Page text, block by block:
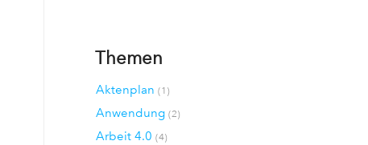
Themen
Aktenplan(1)
Anwendung(2)
Arbeit 4.0(4)